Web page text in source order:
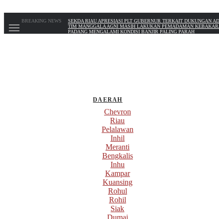
BREAKING NEWS
SEKDA RIAU APRESIASI PLT GUBERNUR TERKAIT DUKUNGAN
TIM MANGGALA AGNI MASIH LAKUKAN PEMADAMAN
PADANG MENGALAMI KONDISI BANJIR PALING PARAH
DAERAH
Chevron
Riau
Pelalawan
Inhil
Meranti
Bengkalis
Inhu
Kampar
Kuansing
Rohul
Rohil
Siak
Dumai